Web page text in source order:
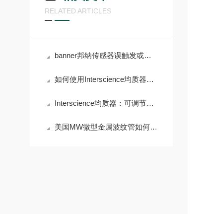
RELATED ARTICLES
banner邦纳传感器误触发或不响应的诊断步骤
如何使用Interscience均质器优化样品处理？
Interscience均质器：可调节均质时间和力度，满足多样需求
美国MW微型金属波纹管如何优化电子产品性能